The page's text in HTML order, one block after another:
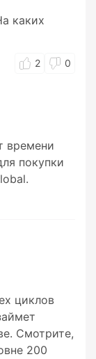
каких
2 0
времени
покупки
циклов
Смотрите,
200